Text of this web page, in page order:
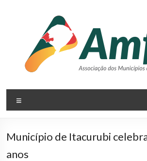
AMFRO
–
Associação
dos
Município de Itacurubi
anos